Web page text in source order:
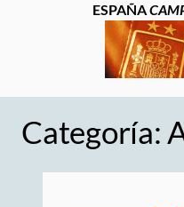
ESPAÑA
Categoría: